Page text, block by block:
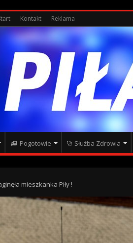
Kontakt Reklama
Pogotowie Służba Zdrowia
mieszkanka Piły !